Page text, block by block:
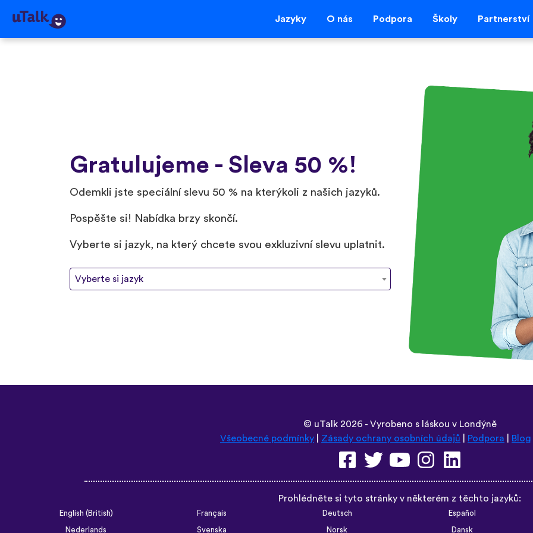
Jazyky O nás Podpora Školy Partnerství
Gratulujeme - Sleva 50 %!
Odemkli jste speciální slevu 50 % na kterýkoli z našich jazyků.
Pospěšte si! Nabídka brzy skončí.
Vyberte si jazyk, na který chcete svou exkluzivní slevu uplatnit.
Vyberte si jazyk
© uTalk2026 - Vyrobeno s láskou v Londýně
Všeobecné podmínky
Zásady ochrany osobních údajů Podpora Blog
Prohlédněte si tyto stránky v některém z těchto jazyků:
English (British) Français Deutsch
Español
Nederlands
Svenska Norsk Dansk